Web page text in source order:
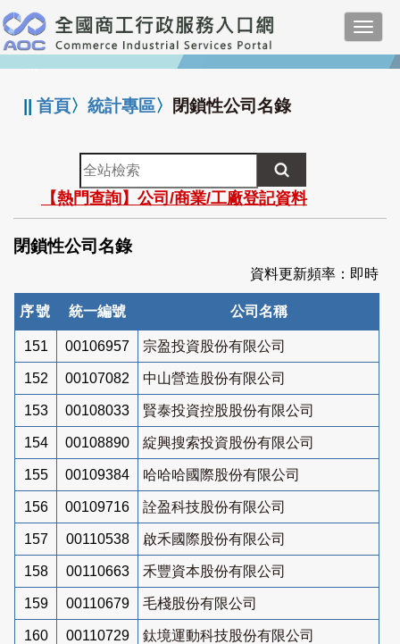
跳
到
主
要
:::
||首頁〉統計專區〉 閉鎖性公司名錄
全
站
檢
索
【熱門查詢】公司/商業/工廠登記資料
閉鎖性公司名錄
資料更新頻率：即時
序號 統一編號 公司名稱
151 00106957 宗盈投資股份有限公司
152 00107082 中山營造股份有限公司
153 00108033 賢泰投資控股股份有限公司
154 00108890 綻興搜索投資股份有限公司
155 00109384 哈哈哈國際股份有限公司
156 00109716 詮盈科技股份有限公司
157 00110538 啟禾國際股份有限公司
158 00110663 禾豐資本股份有限公司
159 00110679 毛棧股份有限公司
160 00110729 鈦境運動科技股份有限公司